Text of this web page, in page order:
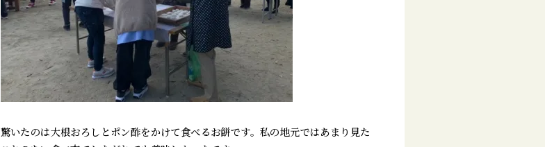
驚いたのは大根おろしとポン酢をかけて食べるお餅です。私の地元ではあまり見た